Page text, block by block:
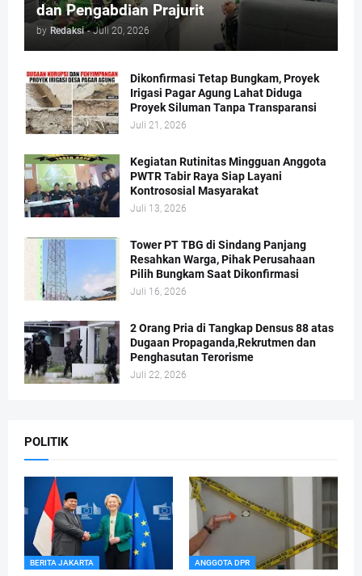
dan Pengabdian Prajurit
by Redaksi - Juli 20, 2026
Dikonfirmasi Tetap Bungkam, Proyek
Irigasi Pagar Agung Lahat Diduga
Proyek Siluman Tanpa Transparansi
Juli 21, 2026
Kegiatan Rutinitas Mingguan Anggota
PWTR Tabir Raya Siap Layani
Kontrososial Masyarakat
Juli 13, 2026
Tower PT TBG di Sindang Panjang
Resahkan Warga, Pihak Perusahaan
Pilih Bungkam Saat Dikonfirmasi
Juli 16, 2026
2 Orang Pria di Tangkap Densus 88 atas
Dugaan Propaganda,Rekrutmen dan
Penghasutan Terorisme
Juli 22, 2026
POLITIK
BERITA JAKARTA ANGGOTA DPR